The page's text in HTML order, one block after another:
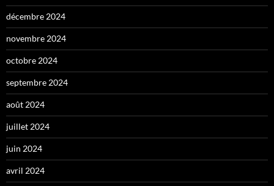
décembre 2024
novembre 2024
octobre 2024
septembre 2024
août 2024
juillet 2024
juin 2024
avril 2024